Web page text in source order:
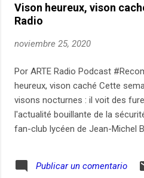
Vison heureux, vison
Radio
noviembre 25, 2020
Por ARTE Radio Podcast
heureux, vison caché Cette
visons nocturnes : il voit des
l'actualité bouillante de la
fan-club lycéen de Jean-Michel
des manteaux pour riches est-
est-ce que le virus peut passer
Publicar un comentario